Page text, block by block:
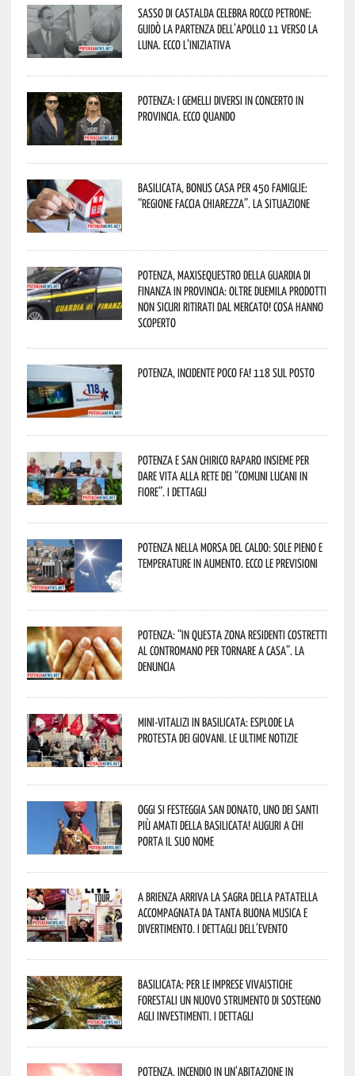
Sasso di Castalda celebra Rocco Petrone:
guidò la partenza dell’Apollo 11 verso la
Luna. Ecco l’iniziativa
Potenza: i Gemelli DiVersi in concerto in
provincia. Ecco quando
Basilicata, Bonus casa per 450 famiglie:
“Regione faccia chiarezza”. La situazione
Potenza, maxisequestro della Guardia di
Finanza in provincia: oltre duemila prodotti
non sicuri ritirati dal mercato! Cosa hanno
scoperto
Potenza, incidente poco fa! 118 sul posto
Potenza e San Chirico Raparo insieme per
dare vita alla rete dei “Comuni Lucani in
Fiore”. I dettagli
Potenza nella morsa del caldo: sole pieno e
temperature in aumento. Ecco le previsioni
Potenza: “In questa zona residenti costretti
al contromano per tornare a casa”. La
denuncia
Mini-vitalizi in Basilicata: esplode la
protesta dei giovani. Le ultime notizie
Oggi si festeggia San Donato, uno dei Santi
più amati della Basilicata! Auguri a chi
porta il suo nome
A Brienza arriva la Sagra della Patatella
accompagnata da tanta buona musica e
divertimento. I dettagli dell’evento
Basilicata: per le imprese vivaistiche
forestali un nuovo strumento di sostegno
agli investimenti. I dettagli
Potenza, incendio in un’abitazione in